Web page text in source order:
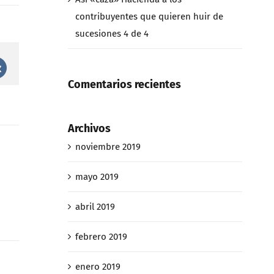
contribuyentes que quieren huir de
sucesiones 4 de 4
Comentarios recientes
Archivos
noviembre 2019
mayo 2019
abril 2019
febrero 2019
enero 2019